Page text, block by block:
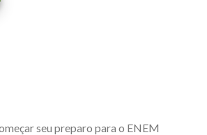
seu preparo para o ENEM